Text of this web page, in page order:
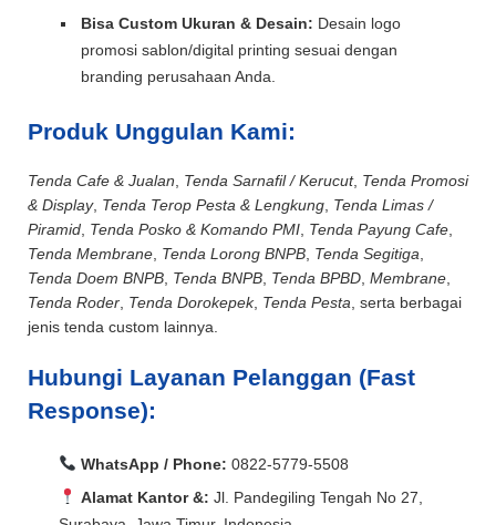
Bisa Custom Ukuran & Desain: Desain logo
promosi sablon/digital printing sesuai dengan
branding perusahaan Anda.
Produk Unggulan Kami:
Tenda Cafe & Jualan Tenda Sarnafil / Kerucut, Tenda Promosi
& Display, Tenda Terop Pesta & Lengkung Tenda Limas /
Piramid Tenda Posko & Komando PMI Tenda Payung Cafe
Tenda Membrane Tenda Lorong BNPB Tenda Segitiga
Tenda Doem BNPB Tenda BNPB Tenda BPBD Membrane
Tenda Roder Tenda Dorokepek, Tenda Pesta , serta berbagai
jenis tenda custom lainnya.
Hubungi Layanan Pelanggan (Fast
Response):
WhatsApp / Phone: 0822-5779-5508
Alamat Kantor &: Jl. Pandegiling Tengah No 27,